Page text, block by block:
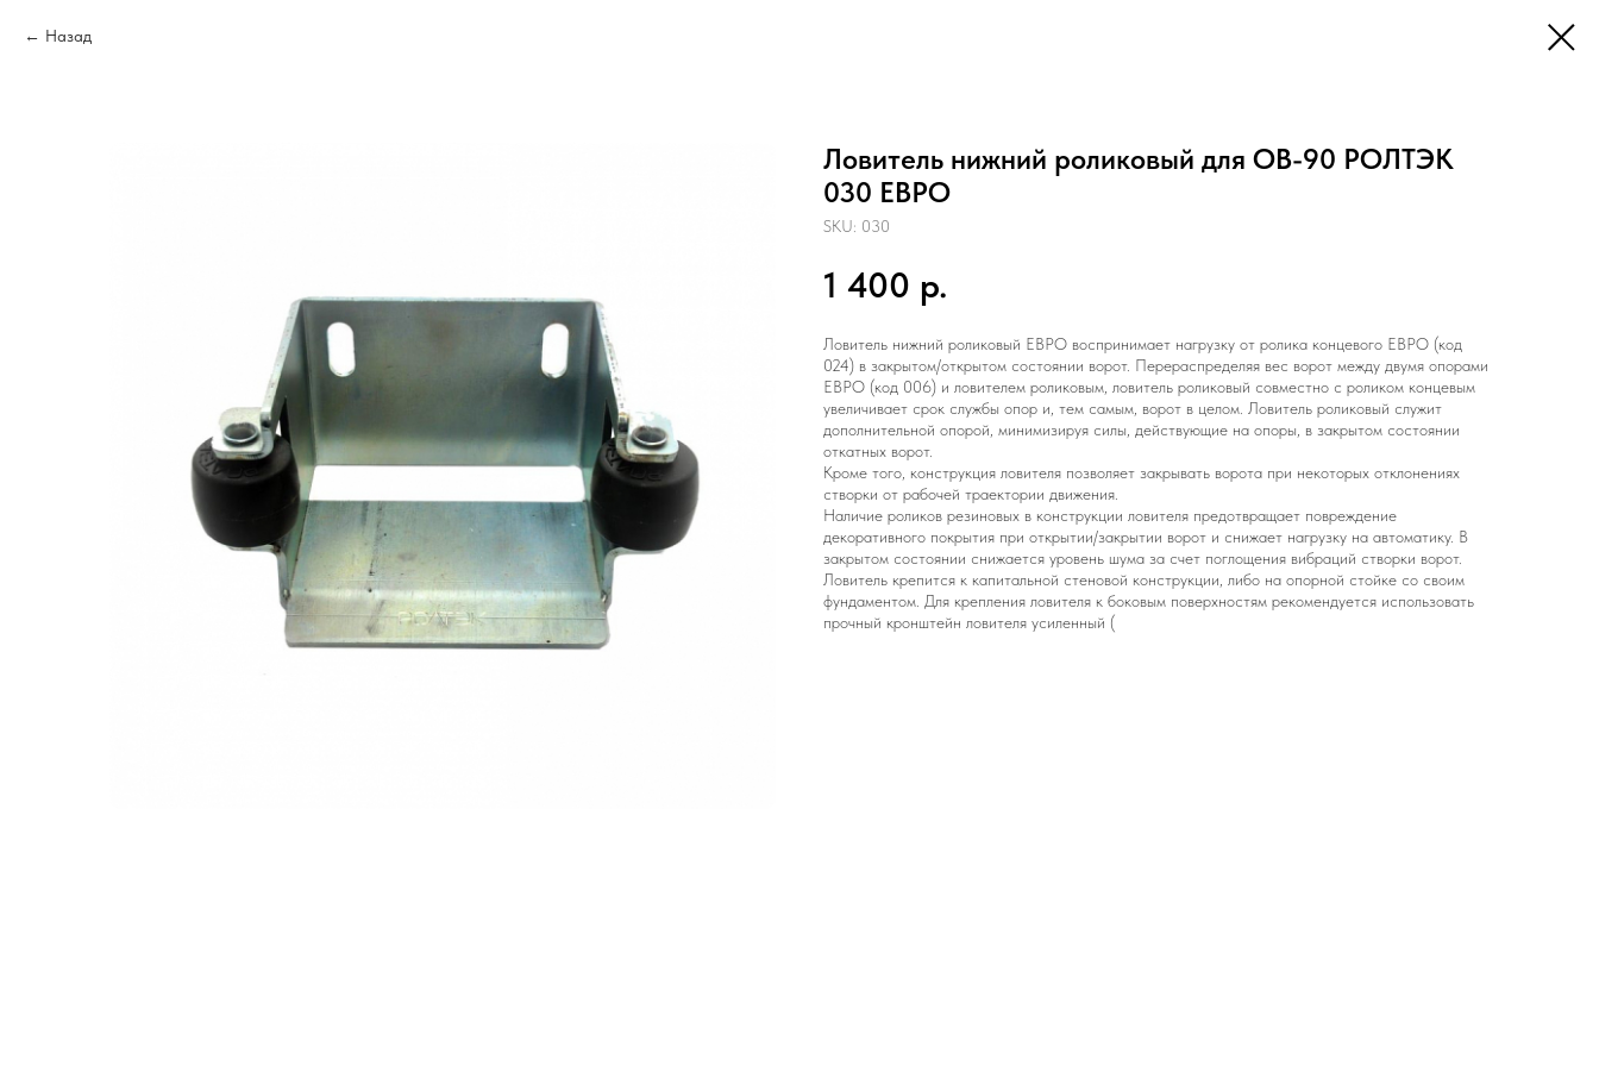
Назад
Ловитель нижний роликовый для ОВ-90 РОЛТЭК
030 ЕВРО
SKU: 030
1 400 р.
Ловитель нижний роликовый ЕВРО воспринимает нагрузку от ролика концевого ЕВРО (код
024) в закрытом/открытом состоянии ворот. Перераспределяя вес ворот между двумя опорами
ЕВРО (код 006) и ловителем роликовым, ловитель роликовый совместно с роликом концевым
увеличивает срок службы опор и, тем самым, ворот в целом. Ловитель роликовый служит
дополнительной опорой, минимизируя силы, действующие на опоры, в закрытом состоянии
откатных ворот.
Кроме того, конструкция ловителя позволяет закрывать ворота при некоторых отклонениях
створки от рабочей траектории движения.
Наличие роликов резиновых в конструкции ловителя предотвращает повреждение
декоративного покрытия при открытии/закрытии ворот и снижает нагрузку на автоматику. В
закрытом состоянии снижается уровень шума за счет поглощения вибраций створки ворот.
Ловитель крепится к капитальной стеновой конструкции, либо на опорной стойке со своим
фундаментом. Для крепления ловителя к боковым поверхностям рекомендуется использовать
прочный кронштейн ловителя усиленный (